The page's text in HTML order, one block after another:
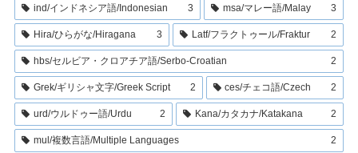
ind/インドネシア語/Indonesian 3 msa/マレー語/Malay 3
Hira/ひらがな/Hiragana 3 Latf/フラクトゥール/Fraktur 2
hbs/セルビア・クロアチア語/Serbo-Croatian 2
Grek/ギリシャ文字/Greek Script 2 ces/チェコ語/Czech 2
urd/ウルドゥー語/Urdu 2 Kana/カタカナ/Katakana 2
mul/複数言語/Multiple Languages 2